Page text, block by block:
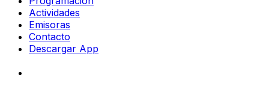
Actividades
Emisoras
Contacto
Descargar App